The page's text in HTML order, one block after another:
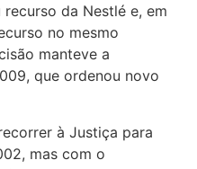
recurso da Nestlé e, em
no mesmo
manteve a
que ordenou novo
à Justiça para
mas com o